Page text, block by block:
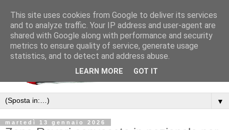
▼
martedì 13 gennaio 2026
This site uses cookies from Google to deliver its services
and to analyze traffic. Your IP address and user-agent are
shared with Google along with performance and security
metrics to ensure quality of service, generate usage
statistics, and to detect and address abuse.
LEARN MORE GOT IT